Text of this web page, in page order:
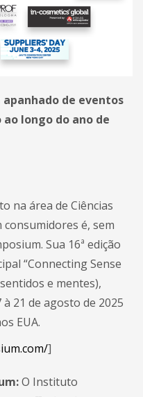
de eventos
longo do ano de
na área de Ciências
é, sem
Sua 16ª edição
“Connecting Sense
e mentes),
21 de agosto de 2025
EUA.
]
O Instituto